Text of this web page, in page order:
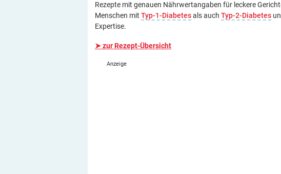
Rezepte mit genauen Nährwertangaben für leckere
Menschen mit Typ-1-Diabetesals auch Typ-2-Diabetes
Expertise.
➤ zur Rezept-Übersicht